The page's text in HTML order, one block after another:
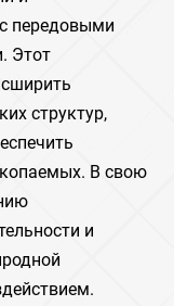
передовыми
Этот
структур,
В свою
и